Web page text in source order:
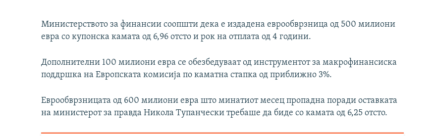
Министерството за финансии соопшти дека е издадена еврообврзница од 500 милиони
евра со купонска камата од 6,96 отсто и рок на отплата од 4 години.
Дополнителни 100 милиони евра се обезбедуваат од инструментот за макрофинансиска
поддршка на Европската комисија по каматна стапка од приближно 3%.
Еврообврзницата од 600 милиони евра што минатиот месец пропадна поради оставката
на министерот за правда Никола Тупанчески требаше да биде со камата од 6,25 отсто.